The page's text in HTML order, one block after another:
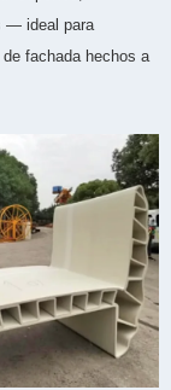
— ideal para
fachada hechos a